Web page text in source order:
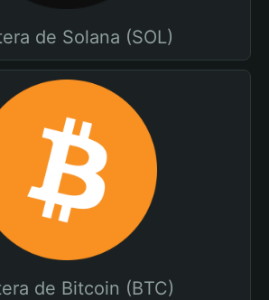
de Solana (SOL)
de Bitcoin (BTC)